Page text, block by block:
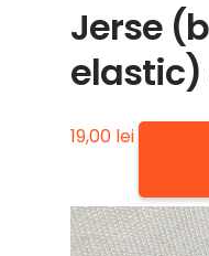
Jerse
19,00 lei